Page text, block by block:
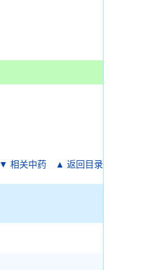
▼ 相关中药 ▲ 返回目录